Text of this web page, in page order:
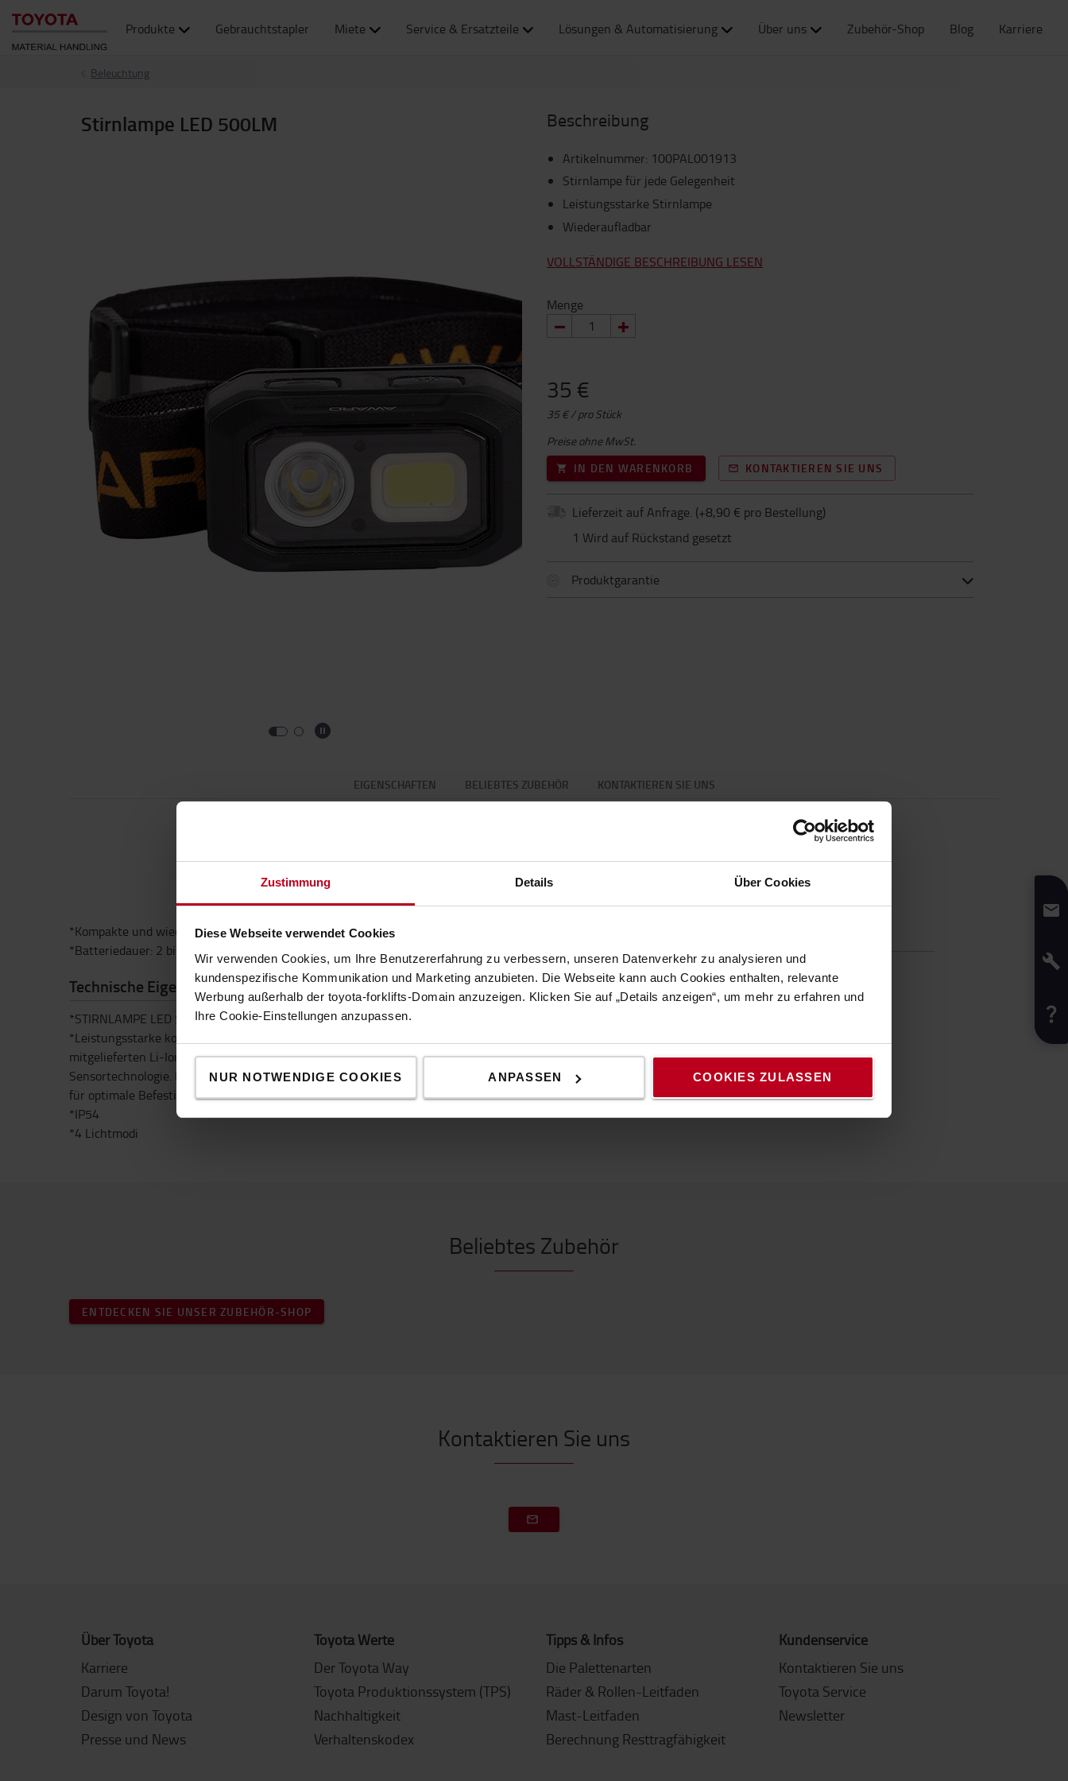
Zustimmung Details Über Cookies
Diese Webseite verwendet Cookies
Wir verwenden Cookies, um Ihre Benutzererfahrung zu verbessern, unseren Datenverkehr zu analysieren und
kundenspezifische Kommunikation und Marketing anzubieten. Die Webseite kann auch Cookies enthalten, relevante
Werbung außerhalb der toyota-forklifts-Domain anzuzeigen. Klicken Sie auf „Details anzeigen“, um mehr zu erfahren und
Ihre Cookie-Einstellungen anzupassen.
NUR NOTWENDIGE COOKIES ANPASSEN COOKIES ZULASSEN
Produkte Gebrauchtstapler Miete Service & Ersatzteile Lösungen & Automatisierung Über uns Zubehör-Shop Blog Karriere
Beleuchtung
Stirnlampe LED 500LM Beschreibung
Artikelnummer: 100PAL001913
Stirnlampe für jede Gelegenheit
Leistungsstarke Stirnlampe
Wiederaufladbar
VOLLSTÄNDIGE BESCHREIBUNG LESEN
Menge
35 €
35 € / pro Stück
Preise ohne MwSt.
IN DEN WARENKORB
KONTAKTIEREN SIE UNS
Lieferzeit auf Anfrage. (+8,90 € pro Bestellung)
1 Wird auf Rückstand gesetzt
Produktgarantie
EIGENSCHAFTEN BELIEBTES ZUBEHÖR KONTAKTIEREN SIE UNS
Eigenschaften
*Kompakte und wiederaufladbare Stirnlampe *Leuchtweite bis zu 55 m *68 x 39 x40 mm
*Batteriedauer: 2 bis 10 Stunden, je nach Verwendung
Technische Eigenschaften
*STIRNLAMPE LED 500LM
*Leistungsstarke kompakte Stirnlampe mit Dual-Power-Technologie. Das bedeutet, dass Sie sowohl den
mitgelieferten Li-Ionen-Akku als auch 3 AAA-Batterien verwenden können. Dimmbar und mit
Sensortechnologie. Kann auch mit einem Magneten ohne Stirnband befestigt werden. Gummiertes Kopfband
für optimale Befestigung.
*IP54
*4 Lichtmodi
Gewicht 170
Höhe
6,8
Breite
3,9
Beliebtes Zubehör
ENTDECKEN SIE UNSER ZUBEHÖR-SHOP
Kontaktieren Sie uns
Über Toyota
Karriere
Darum Toyota!
Design von Toyota
Presse und News
Toyota Werte
Der Toyota Way
Toyota Produktionssystem (TPS)
Nachhaltigkeit
Verhaltenskodex
Tipps & Infos
Die Palettenarten
Räder & Rollen-Leitfaden
Mast-Leitfaden
Berechnung Resttragfähigkeit
Kundenservice
Kontaktieren Sie uns
Toyota Service
Newsletter